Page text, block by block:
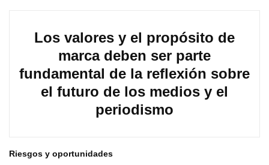
Los valores y el propósito de
marca deben ser parte
fundamental de la reflexión sobre
el futuro de los medios y el
periodismo
Riesgos y oportunidades